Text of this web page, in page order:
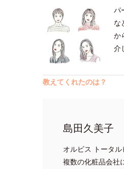
パ
な
か
介
教えてくれたのは？
島田久美子
オルビス トータル
複数の化粧品会社